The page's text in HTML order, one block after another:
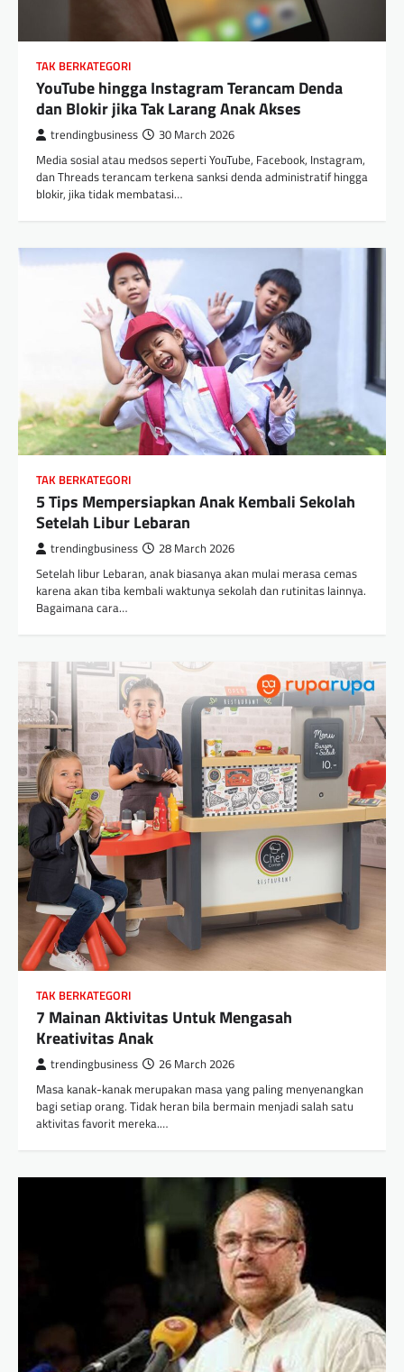
TAK BERKATEGORI
YouTube hingga Instagram Terancam Denda
dan Blokir jika Tak Larang Anak Akses
trendingbusiness 30 March 2026
Media sosial atau medsos seperti YouTube, Facebook, Instagram,
dan Threads terancam terkena sanksi denda administratif hingga
blokir, jika tidak membatasi…
TAK BERKATEGORI
5 Tips Mempersiapkan Anak Kembali Sekolah
Setelah Libur Lebaran
trendingbusiness 28 March 2026
Setelah libur Lebaran, anak biasanya akan mulai merasa cemas
karena akan tiba kembali waktunya sekolah dan rutinitas lainnya.
Bagaimana cara…
TAK BERKATEGORI
7 Mainan Aktivitas Untuk Mengasah
Kreativitas Anak
trendingbusiness 26 March 2026
Masa kanak-kanak merupakan masa yang paling menyenangkan
bagi setiap orang. Tidak heran bila bermain menjadi salah satu
aktivitas favorit mereka.…